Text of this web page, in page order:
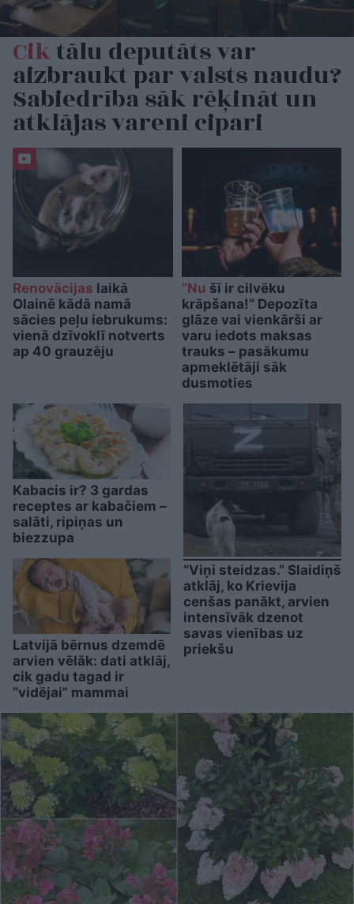
Ciktālu deputāts var
aizbraukt par valsts naudu?
Sabiedrība sāk rēķināt un
atklājas vareni cipari
Renovācijas laikā
Olainē kādā namā
sācies peļu iebrukums:
vienā dzīvoklī notverts
ap 40 grauzēju
“Nu šī ir cilvēku
krāpšana!” Depozīta
glāze vai vienkārši ar
varu iedots maksas
trauks – pasākumu
apmeklētāji sāk
dusmoties
Kabacis ir? 3 gardas
receptes ar kabačiem –
salāti, ripiņas un
biezzupa
Latvijā bērnus dzemdē
arvien vēlāk: dati atklāj,
cik gadu tagad ir
“vidējai” mammai
“Viņi steidzas.” Slaidiņš
atklāj, ko Krievija
cenšas panākt, arvien
intensīvāk dzenot
savas vienības uz
priekšu